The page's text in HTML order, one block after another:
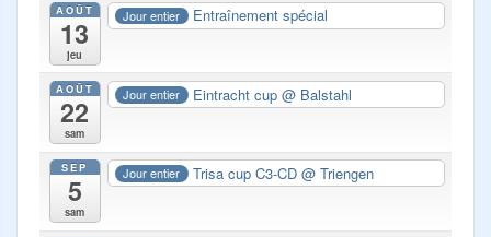
AOÛT
13
jeu
Jour entier Entraînement spécial
AOÛT
22
sam
Jour entier Eintracht cup@ Balstahl
SEP
5
sam
Jour entier Trisa cup C3-CD@ Triengen